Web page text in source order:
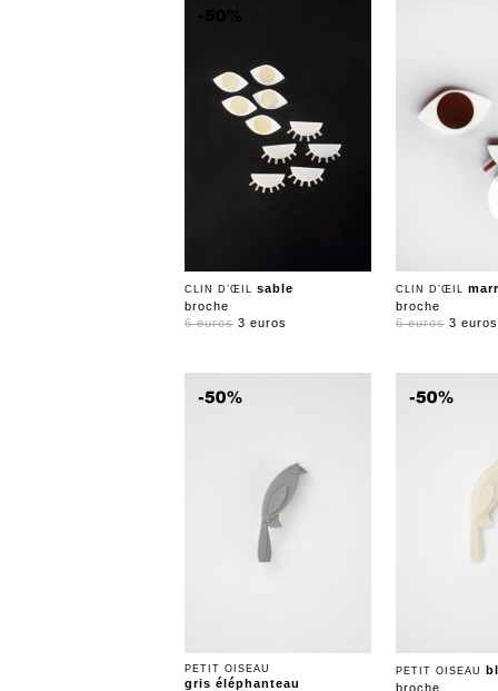
CLIN D’ŒIL sable
broche
6 euros 3 euros
CLIN D’ŒIL
broche
6 euros 3 euros
PETIT OISEAU
gris éléphanteau
PETIT OISEAU
broche